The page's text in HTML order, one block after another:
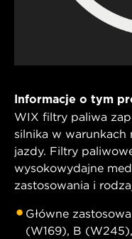
Informacje o tym
WIX filtry paliwa
silnika w warunkach
jazdy. Filtry
wysokowydajne
zastosowania i
Główne
(W169), B